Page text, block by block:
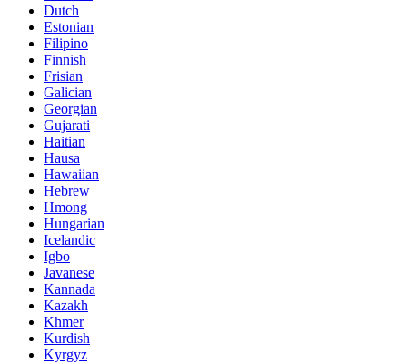
Dutch
Estonian
Filipino
Finnish
Frisian
Galician
Georgian
Gujarati
Haitian
Hausa
Hawaiian
Hebrew
Hmong
Hungarian
Icelandic
Igbo
Javanese
Kannada
Kazakh
Khmer
Kurdish
Kyrgyz